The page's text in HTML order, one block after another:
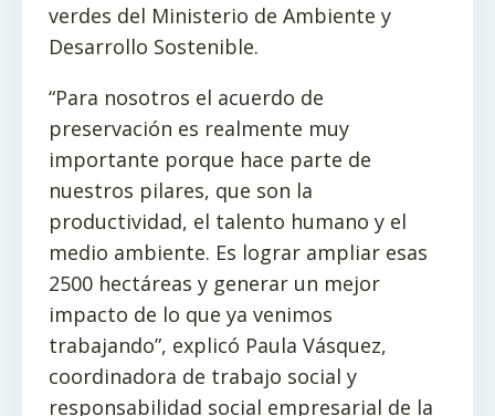
verdes del Ministerio de Ambiente y
Desarrollo Sostenible.
“Para nosotros el acuerdo de
preservación es realmente muy
importante porque hace parte de
nuestros pilares, que son la
productividad, el talento humano y el
medio ambiente. Es lograr ampliar esas
2500 hectáreas y generar un mejor
impacto de lo que ya venimos
trabajando”, explicó Paula Vásquez,
coordinadora de trabajo social y
responsabilidad social empresarial de la